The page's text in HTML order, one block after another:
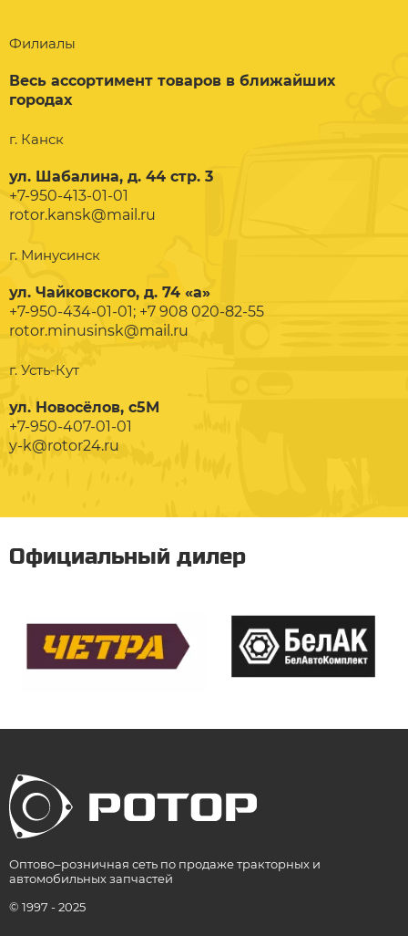
Филиалы
Весь ассортимент товаров в ближайших
городах
г. Канск
ул. Шабалина, д. 44 стр. 3
+7-950-413-01-01
rotor.kansk@mail.ru
г. Минусинск
ул. Чайковского, д. 74 «а»
+7-950-434-01-01; +7 908 020-82-55
rotor.minusinsk@mail.ru
г. Усть-Кут
ул. Новосёлов, с5М
+7-950-407-01-01
y-k@rotor24.ru
Официальный дилер
Оптово–розничная сеть по продаже тракторных и
автомобильных запчастей
© 1997 - 2025